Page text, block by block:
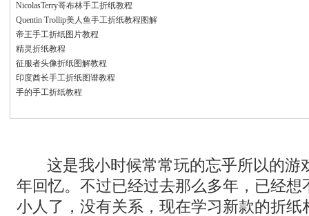
NicolasTerry哥布林手工折纸教程
Quentin Trollip美人鱼手工折纸教程图解
帝王手工折纸图片教程
精灵折纸教程
征服者头像折纸图解教程
印度酋长手工折纸图谱教程
手的手工折纸教程
这是我小时候常常玩的忘乎所以的游
年回忆。不过已经过去那么多年，已经想
小人了，没有关系，现在学习新款的折纸